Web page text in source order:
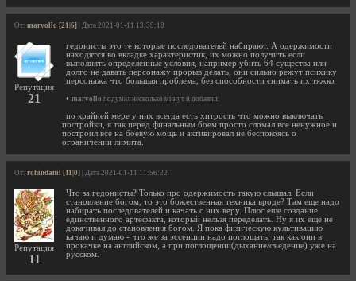
От: marvollo [21|6] | Дата 2021-01-11 13:39:18
Репутация
21
гедонисты это те которые последователей набирают. А одержимости
находятся во вкладке характеристик, их можно получить если
выполнять определенные условия, например убить 64 существа или
долго не давать персонажу прорыв делать, они сильно режут психику
персонажа что большая проблема, без способности снимать их тяжко
• marvollo подумал несколько минут и добавил:
по крайней мере у них всегда есть хитрость что можно выключать
постройки, я так перед финальным боем просто сломал все ненужное и
построил все на боевую мощь и активировал не беспокоясь о
ограничении лимита.
От: rohindanil [11|0] | Дата 2021-01-11 11:56:22
Репутация
11
Что за гедонисты? Только про одержимость такую слышал. Если
становление богом, то это божественная техника вроде? Там еще надо
набирать последователей и качать с них веру. Плюс еще создание
единственного артефакта, который нельзя переделать. Ну я их еще не
докачивал до становления богом. Я пока физическую культивацию
качаю и думаю - что же за эссенции надо поглощать, так как они в
прокачке на английском, а при поглощении(дыхание/съедение) уже на
русском.